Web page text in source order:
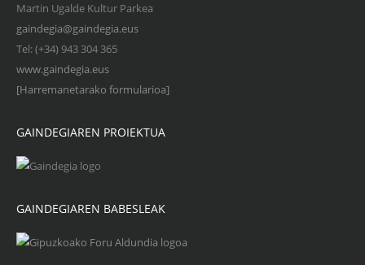
Martin Ugalde Kultur Parkea
gaindegia@gaindegia.eus
Tel: (+34) 943 304 365
www.gaindegia.eus
[Harremanetarako formularioa]
GAINDEGIAREN PROIEKTUA
GAINDEGIAREN BABESLEAK